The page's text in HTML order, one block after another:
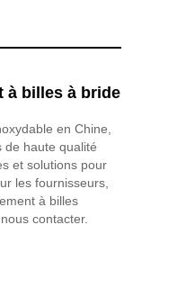
à billes à bride
en Chine,
de haute qualité
et solutions pour
les fournisseurs,
à billes
contacter.